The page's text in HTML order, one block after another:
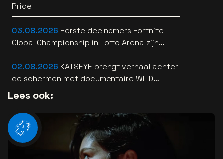
Pride
03.08.2026 Eerste deelnemers Fortnite
Global Championship in Lotto Arena zijn
bekend
02.08.2026 KATSEYE brengt verhaal achter
de schermen met documentaire WILD
HEARTS [trailer]
Lees ook: